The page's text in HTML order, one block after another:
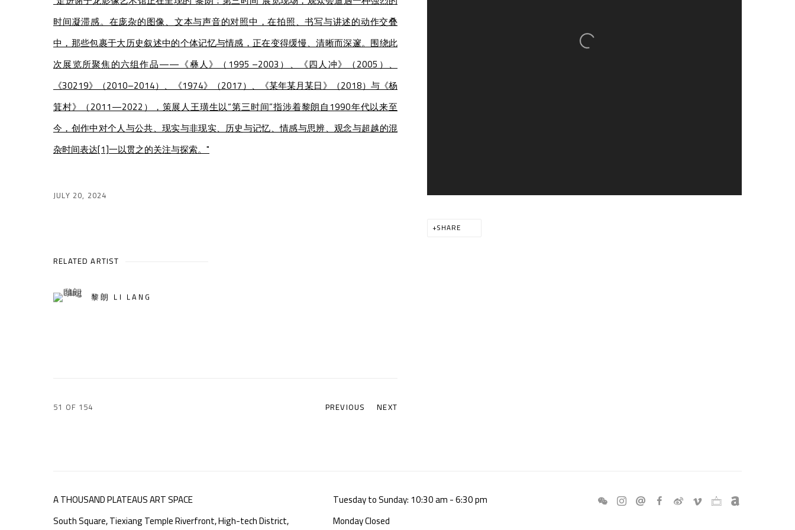
SHARE
时间凝滞感。在庞杂的图像、文本与声音的对照中，在拍照、书写与讲述的动作交叠
中，那些包裹于大历史叙述中的个体记忆与情感，正在变得缓慢、清晰而深邃。围绕此
次展览所聚焦的六组作品——《彝人》（1995 –2003）、《四人冲》（2005）、
《30219》（2010–2014）、《1974》（2017）、《某年某月某日》（2018）与《杨
箕村》（2011—2022），策展人王璜生以“第三时间”指涉着黎朗自1990年代以来至
今，创作中对个人与公共、现实与非现实、历史与记忆、情感与思辨、观念与超越的混
杂时间表达[1]一以贯之的关注与探索。"
JULY 20, 2024
RELATED ARTIST
黎朗 LI LANG
PREVIOUS NEXT
51 OF 154
A THOUSAND PLATEAUS ART SPACE
South Square, Tiexiang Temple Riverfront, High-tech District,
Tuesday to Sunday: 10:30 am - 6:30 pm
Monday Closed